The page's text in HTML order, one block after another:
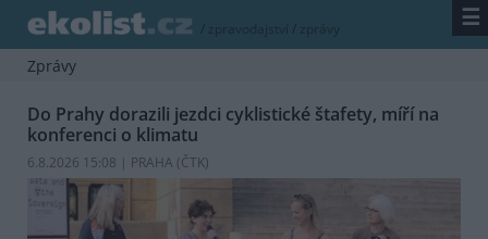
/ zpravodajství / zprávy ☰
Zprávy
Do Prahy dorazili jezdci cyklistické štafety, míří na
konferenci o klimatu
6.8.2026 15:08 | PRAHA (ČTK)